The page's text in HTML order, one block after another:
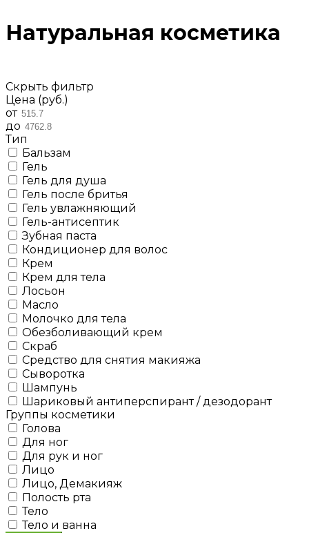
Натуральная косметика
Скрыть фильтр
Цена (руб.)
от
до
Тип
Бальзам
Гель
Гель для душа
Гель после бритья
Гель увлажняющий
Гель-антисептик
Зубная паста
Кондиционер для волос
Крем
Крем для тела
Лосьон
Масло
Молочко для тела
Обезболивающий крем
Скраб
Средство для снятия макияжа
Сыворотка
Шампунь
Шариковый антиперспирант / дезодорант
Группы косметики
Голова
Для ног
Для рук и ног
Лицо
Лицо, Демакияж
Полость рта
Тело
Тело и ванна